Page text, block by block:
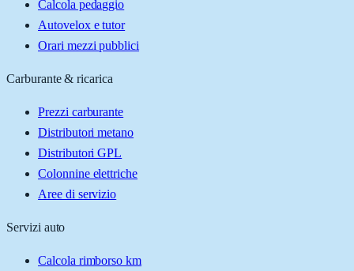
Calcola pedaggio
Autovelox e tutor
Orari mezzi pubblici
Carburante & ricarica
Prezzi carburante
Distributori metano
Distributori GPL
Colonnine elettriche
Aree di servizio
Servizi auto
Calcola rimborso km